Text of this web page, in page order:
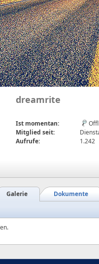
dreamrite
Ist momentan:
Mitglied seit:
Aufrufe:
1.242
Dokumente
Galerie